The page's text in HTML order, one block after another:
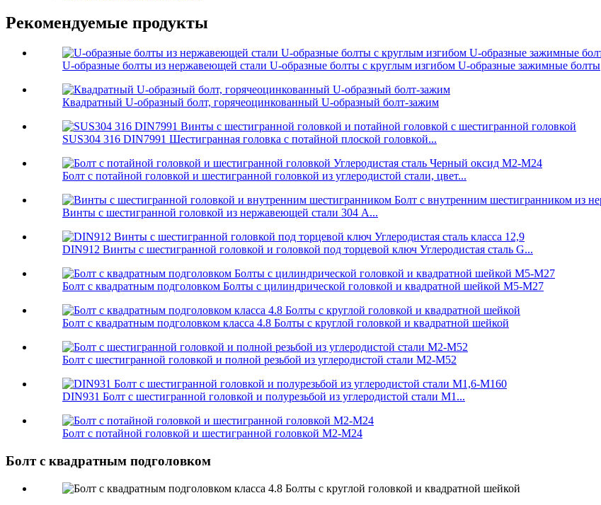
Рекомендуемые продукты
U-образные болты из нержавеющей стали U-образные болты с круглым изгибом U-образные зажимные болты
Квадратный U-образный болт, горячеоцинкованный U-образный болт-зажим
SUS304 316 DIN7991 Шестигранная головка с потайной плоской головкой...
Болт с потайной головкой и шестигранной головкой из углеродистой стали, цвет...
Винты с шестигранной головкой из нержавеющей стали 304 A...
DIN912 Винты с шестигранной головкой и головкой под торцевой ключ Углеродистая сталь G...
Болт с квадратным подголовком Болты с цилиндрической головкой и квадратной шейкой M5-M27
Болт с квадратным подголовком класса 4.8 Болты с круглой головкой и квадратной шейкой
Болт с шестигранной головкой и полной резьбой из углеродистой стали M2-M52
DIN931 Болт с шестигранной головкой и полурезьбой из углеродистой стали M1...
Болт с потайной головкой и шестигранной головкой M2-M24
Болт с квадратным подголовком